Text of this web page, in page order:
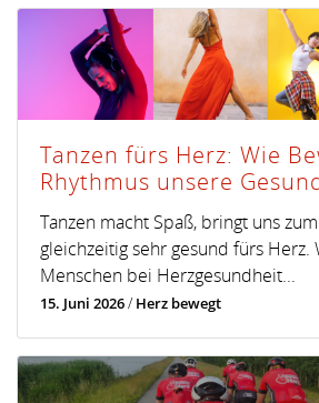
Tanzen fürs Herz: Wie
Rhythmus unsere
Tanzen macht Spaß, bringt uns
gleichzeitig sehr gesund fürs Herz.
Menschen bei Herzgesundheit...
15. Juni 2026/Herz bewegt